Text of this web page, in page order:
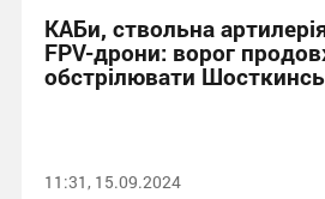
КАБи, ствольна
FPV-дрони: ворог
обстрілювати
11:31, 15.09.2024